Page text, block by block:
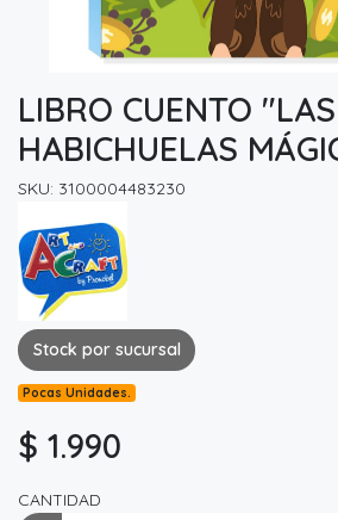
LIBRO CUENTO "LAS
HABICHUELAS
SKU: 3100004483230
Stock por sucursal
Pocas Unidades.
$ 1.990
CANTIDAD